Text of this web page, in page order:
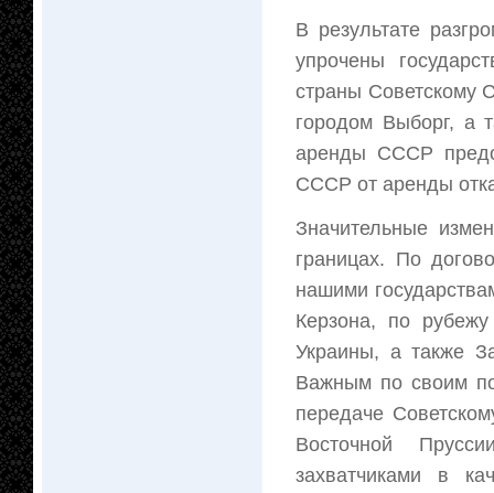
В результате
упрочены
страны Советскому
городом Выборг, а
аренды СССР
СССР от аренды
Значительные
границах. По
нашими
Керзона, по
Украины, а также
Важным по своим
передаче
Восточной
захватчиками в